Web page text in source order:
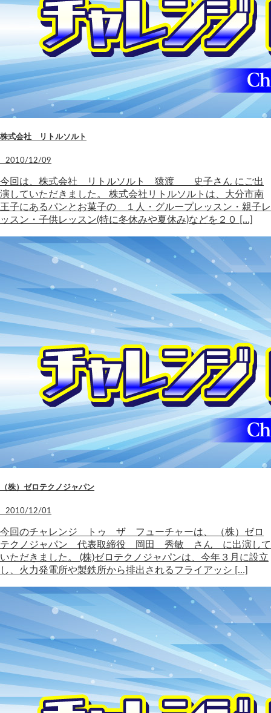
株式会社 リトルソルト
2010/12/09
今回は、株式会社 リトルソルト 猿渡 史子さん にご出
演していただきました。 株式会社リトルソルトは、大分市南
王子にあるパンとお菓子の １人・グループレッスン・親子レ
ッスン・子供レッスン(特に冬休みや夏休み)などを２０ […]
（株）ゼロテクノジャパン
2010/12/01
今回のチャレンジ トゥ ザ フューチャーは、 （株）ゼロ
テクノジャパン 代表取締役 岡田 秀敏 さん に出演して
いただきました。 (株)ゼロテクノジャパンは、今年３月に設立
し、火力発電所や製鉄所から排出されるフライアッシ […]